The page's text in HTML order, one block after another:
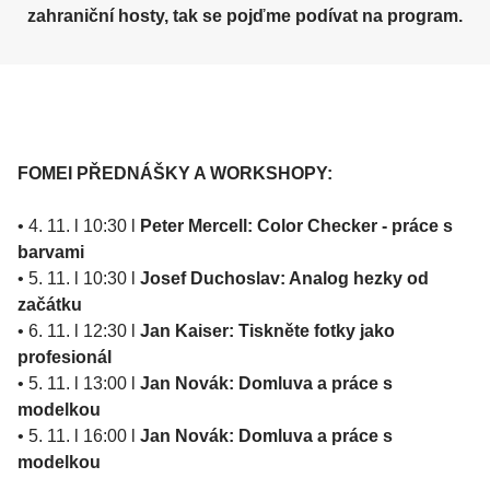
zahraniční hosty, tak se pojďme podívat na program.
FOMEI PŘEDNÁŠKY A WORKSHOPY:
• 4. 11. l 10:30 l
Peter Mercell: Color Checker - práce s
barvami
• 5. 11. l 10:30 l
Josef Duchoslav: Analog hezky od
začátku
• 6. 11. l 12:30 l Jan Kaiser: Tiskněte fotky jako
profesionál
• 5. 11. l 13:00 l Jan Novák: Domluva a práce s
modelkou
• 5. 11. l 16:00 l Jan Novák: Domluva a práce s
modelkou